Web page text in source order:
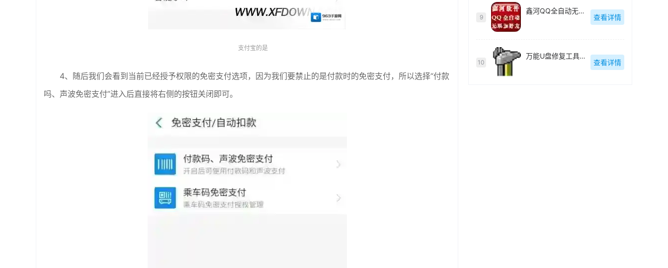
支付宝的是
4、随后我们会看到当前已经授予权限的免密支付选项，因为我们要禁止的是付款时的免密支付，所以选择“付款
吗、声波免密支付”进入后直接将右侧的按钮关闭即可。
9
鑫河QQ全自动无限加好友神器
查看详情
10
万能U盘修复工具绿色版
查看详情